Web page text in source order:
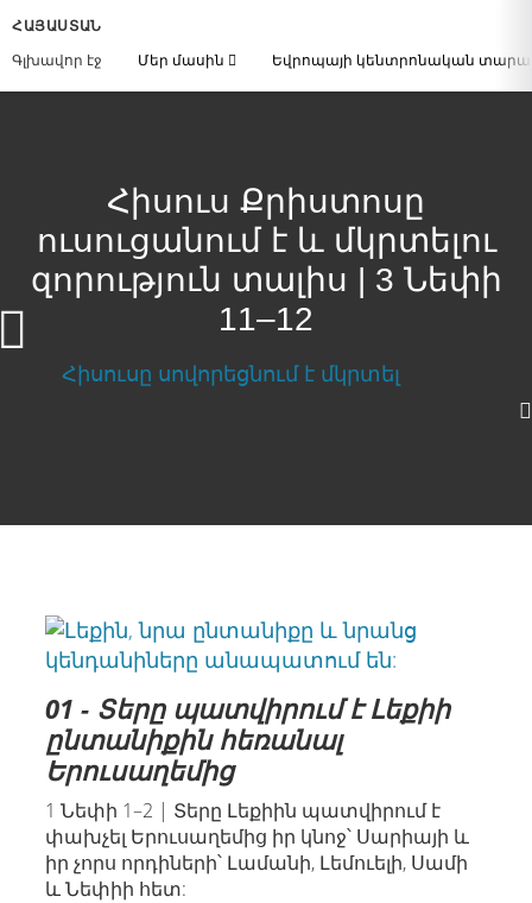
ՀԱՅԱՍՏԱՆ
Գլխավոր էջ
Մեր մասին Եվրոպայի կենտրոնական
Հիսուս Քրիստոսը
ուսուցանում է և մկրտելու
զորություն տալիս | 3 Նեփի
11–12
01 - Տերը պատվիրում է Լեքիի
ընտանիքին հեռանալ
Երուսաղեմից
1 Նեփի 1–2 | Տերը Լեքիին պատվիրում է
փախչել Երուսաղեմից իր կնոջ՝ Սարիայի և
իր չորս որդիների՝ Լամանի, Լեմուելի, Սամի
և Նեփիի հետ: